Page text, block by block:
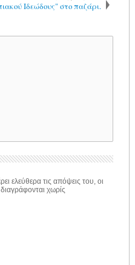
Ιδεώδους" στο παζάρι.
ελεύθερα τις απόψεις του, οι
χωρίς